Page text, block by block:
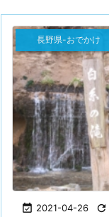
 2021-04-26 
長野県-おでかけ